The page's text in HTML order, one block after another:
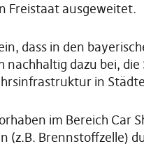
Freistaat ausgeweitet.
dass in den
dazu bei,
in
im Bereich
(z.B. Brennstoffzelle)